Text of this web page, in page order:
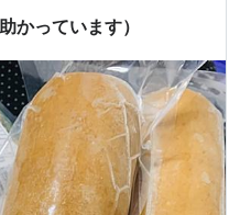
…かっています）